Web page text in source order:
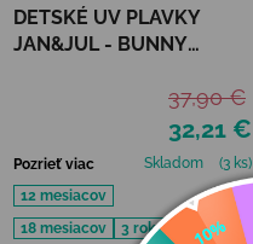
DETSKÉ UV PLAVKY
JAN&JUL - BUNNY
32,21 €
37,90 €
Pozrieť viac Skladom
(3 ks)
12 mesiacov
18 mesiacov
3 roky